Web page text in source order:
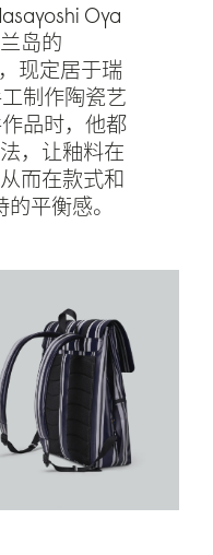
Oya
岛的
现定居于瑞
制作陶瓷艺
品时，他都
，让釉料在
而在款式和
平衡感。